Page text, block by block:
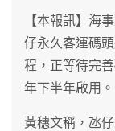
【本報訊】海
仔永久客運碼
程，正等待完
年下半年啟用。
黃穗文稱，氹